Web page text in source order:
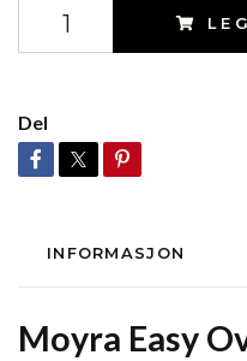
Del
INFORMASJON
Moyra Easy